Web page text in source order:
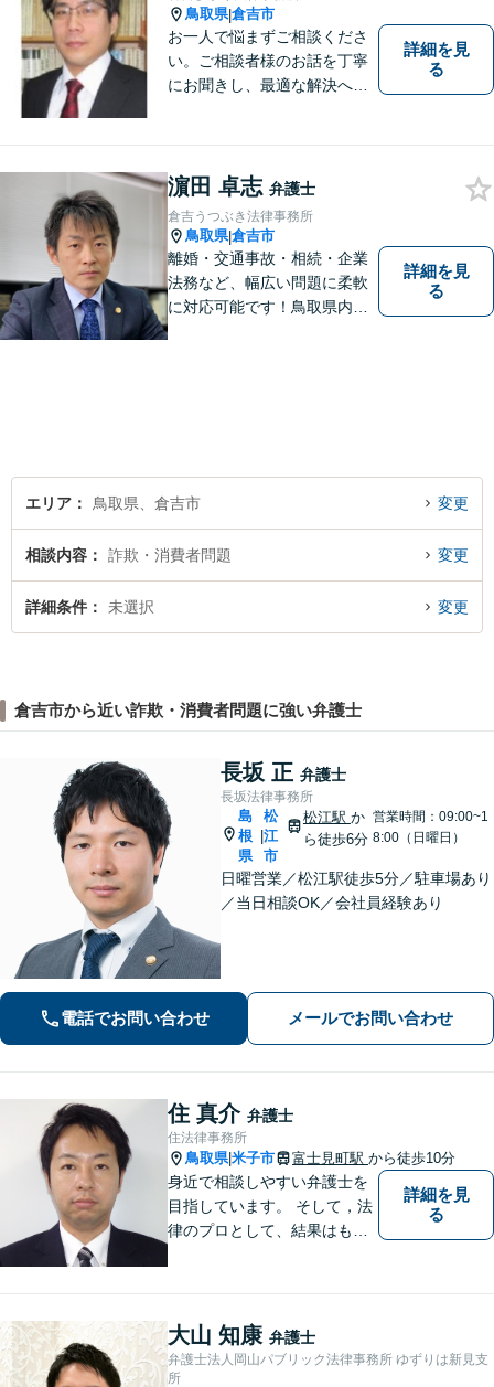
鳥取県|倉吉市
お一人で悩まずご相談くださ
い。ご相談者様のお話を丁寧
にお聞きし、最適な解決へと
詳細を見
る
濵田 卓志 弁護士
倉吉うつぶき法律事務所
鳥取県|倉吉市
離婚・交通事故・相続・企業
法務など、幅広い問題に柔軟
に対応可能です！鳥取県内の
詳細を見
る
エリア 鳥取県、倉吉市 変更
相談内容 詐欺・消費者問題 変更
詳細条件 未選択 変更
倉吉市から近い詐欺・消費者問題に強い弁護士
長坂 正 弁護士
長坂法律事務所
島
根
県
松
江
市
松江駅 か
ら徒歩6分
営業時間：09:00~1
8:00（日曜日）
日曜営業／松江駅徒歩5分／駐車場あり
／当日相談OK／会社員経験あり
電話でお問い合わせ メールでお問い合わせ
住 真介 弁護士
住法律事務所
鳥取県|米子市 富士見町駅 から徒歩10分
身近で相談しやすい弁護士を
目指しています。 そして，法
律のプロとして、結果はもち
依頼者様の心を理解し，寄り
添いながら問題い解決のサポ
ートを心がけています。
詳細を見
る
大山 知康 弁護士
弁護士法人岡山パブリック法律事務所 ゆずりは新見支
所